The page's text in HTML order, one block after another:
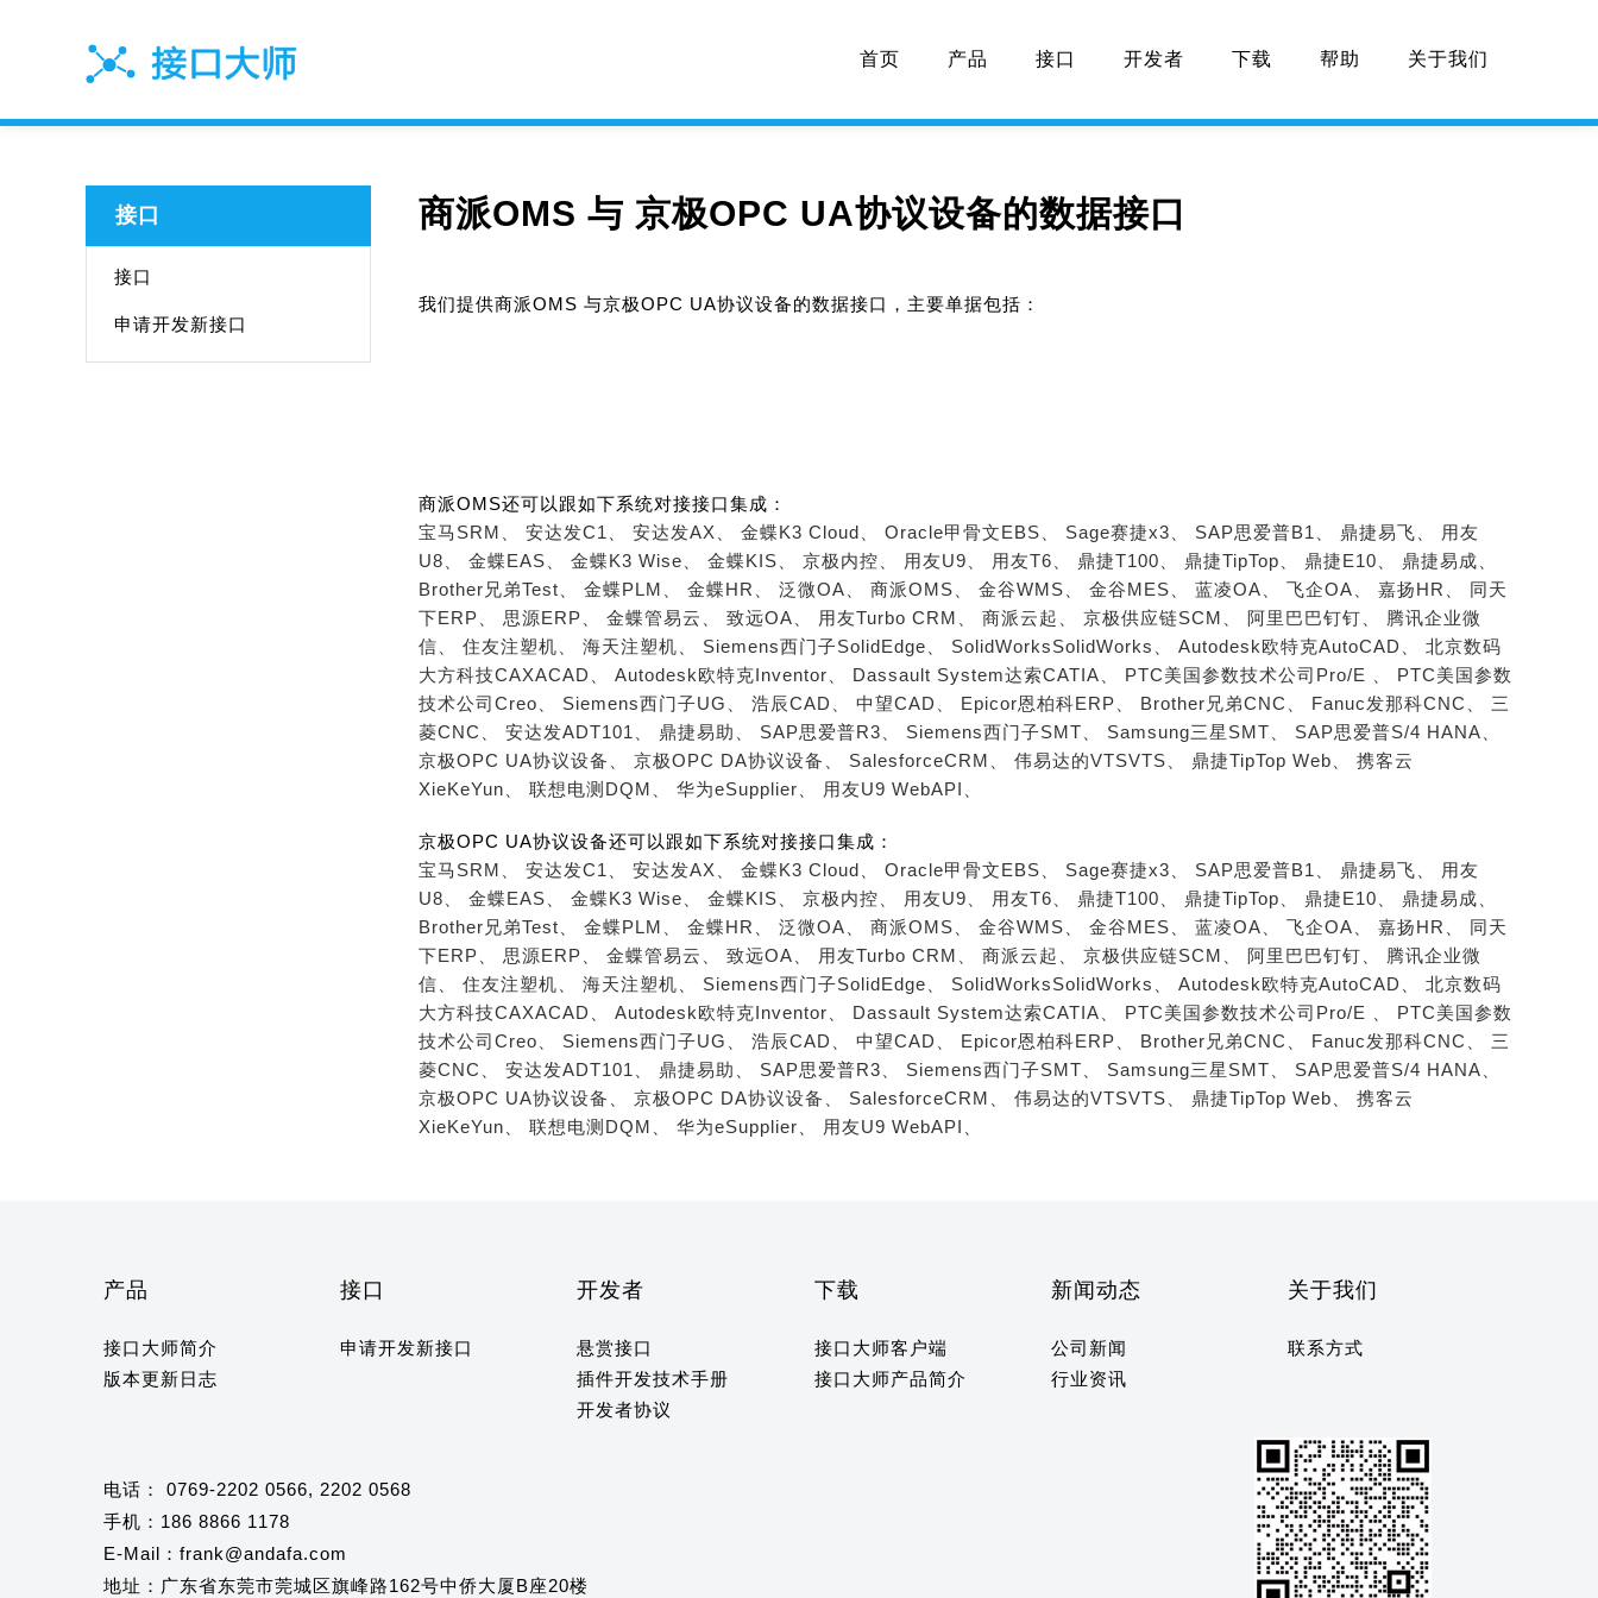
首页 产品 接口 开发者 下载 帮助 关于我们
接口
接口
申请开发新接口
商派OMS 与 京极OPC UA协议设备的数据接口
我们提供商派OMS 与京极OPC UA协议设备的数据接口，主要单据包括：
商派OMS还可以跟如下系统对接接口集成：
宝马SRM、
安达发C1、 安达发AX、 金蝶K3 Cloud、 Oracle甲骨文EBS、 Sage赛捷x3、 SAP思爱普B1、 鼎捷易飞、
用友
U8、
金蝶EAS、 金蝶K3 Wise、 金蝶KIS、 京极内控、 用友U9、 用友T6、 鼎捷T100、 鼎捷TipTop、 鼎捷E10、
鼎捷易成、
Brother兄弟Test、
金蝶PLM、 金蝶HR、 泛微OA、 商派OMS、 金谷WMS、 金谷MES、 蓝凌OA、 飞企OA、 嘉扬HR、
同天
下ERP、
思源ERP、 金蝶管易云、 致远OA、 用友Turbo CRM、 商派云起、 京极供应链SCM、 阿里巴巴钉钉、
腾讯企业微
信、
住友注塑机、 海天注塑机、 Siemens西门子SolidEdge、 SolidWorksSolidWorks、 Autodesk欧特克AutoCAD、
北京数码
大方科技CAXACAD、
Autodesk欧特克Inventor、 Dassault System达索CATIA、 PTC美国参数技术公司Pro/E 、
PTC美国参数
技术公司Creo、
Siemens西门子UG、 浩辰CAD、 中望CAD、 Epicor恩柏科ERP、 Brother兄弟CNC、 Fanuc发那科CNC、
三
菱CNC、
安达发ADT101、 鼎捷易助、 SAP思爱普R3、 Siemens西门子SMT、 Samsung三星SMT、
SAP思爱普S/4 HANA、
京极OPC UA协议设备、
京极OPC DA协议设备、 SalesforceCRM、 伟易达的VTSVTS、 鼎捷TipTop Web、
携客云
XieKeYun、
联想电测DQM、 华为eSupplier、 用友U9 WebAPI、
京极OPC UA协议设备还可以跟如下系统对接接口集成：
宝马SRM、
安达发C1、 安达发AX、 金蝶K3 Cloud、 Oracle甲骨文EBS、 Sage赛捷x3、 SAP思爱普B1、 鼎捷易飞、
用友
U8、
金蝶EAS、 金蝶K3 Wise、 金蝶KIS、 京极内控、 用友U9、 用友T6、 鼎捷T100、 鼎捷TipTop、 鼎捷E10、
鼎捷易成、
Brother兄弟Test、
金蝶PLM、 金蝶HR、 泛微OA、 商派OMS、 金谷WMS、 金谷MES、 蓝凌OA、 飞企OA、 嘉扬HR、
同天
下ERP、
思源ERP、 金蝶管易云、 致远OA、 用友Turbo CRM、 商派云起、 京极供应链SCM、 阿里巴巴钉钉、
腾讯企业微
信、
住友注塑机、 海天注塑机、 Siemens西门子SolidEdge、 SolidWorksSolidWorks、 Autodesk欧特克AutoCAD、
北京数码
大方科技CAXACAD、
Autodesk欧特克Inventor、 Dassault System达索CATIA、 PTC美国参数技术公司Pro/E 、
PTC美国参数
技术公司Creo、
Siemens西门子UG、 浩辰CAD、 中望CAD、 Epicor恩柏科ERP、 Brother兄弟CNC、 Fanuc发那科CNC、
三
菱CNC、
安达发ADT101、 鼎捷易助、 SAP思爱普R3、 Siemens西门子SMT、 Samsung三星SMT、
SAP思爱普S/4 HANA、
京极OPC UA协议设备、
京极OPC DA协议设备、 SalesforceCRM、 伟易达的VTSVTS、 鼎捷TipTop Web、
携客云
XieKeYun、
联想电测DQM、 华为eSupplier、 用友U9 WebAPI、
产品
接口大师简介
版本更新日志
接口
申请开发新接口
开发者
悬赏接口
插件开发技术手册
开发者协议
下载
接口大师客户端
接口大师产品简介
新闻动态
公司新闻
行业资讯
关于我们
联系方式
电话： 0769-2202 0566, 2202 0568
手机：186 8866 1178
E-Mail：frank@andafa.com
地址：广东省东莞市莞城区旗峰路162号中侨大厦B座20楼